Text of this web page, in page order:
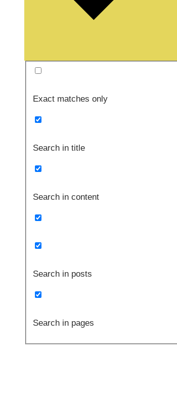
Exact matches only
Search in title
Search in content
Search in posts
Search in pages